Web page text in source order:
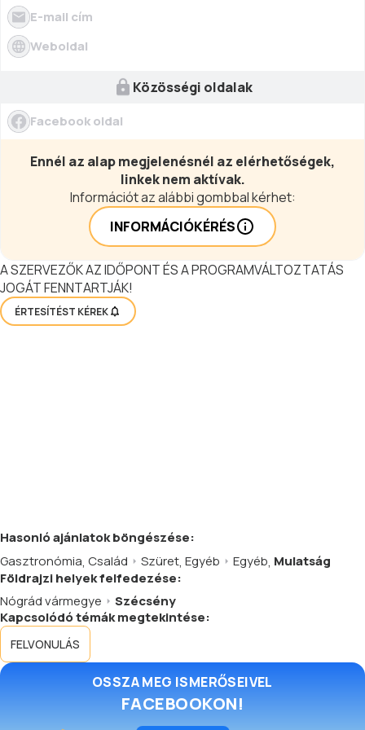
lehetőségeket.
apartmanunk önálló lakrész, különálló
bejárattal, fürdőszobával és
konyhával.
E-mail cím
Weboldal
Közösségi oldalak
Facebook oldal
Ennél az alap megjelenésnél az elérhetőségek,
linkek nem aktívak.
Információt az alábbi gombbal kérhet:
INFORMÁCIÓKÉRÉS
A SZERVEZŐK AZ IDŐPONT ÉS A PROGRAMVÁLTOZTATÁS
JOGÁT FENNTARTJÁK!
ÉRTESÍTÉST KÉREK
Hasonlóajánlatokböngészése:
Gasztronómia, Család Szüret, Egyéb Egyéb, Mulatság
Földrajzi helyek felfedezése:
Nógrád vármegye
Szécsény
Kapcsolódó témák megtekintése:
FELVONULÁS
OSSZA MEG ISMERŐSEIVEL
FACEBOOKON!